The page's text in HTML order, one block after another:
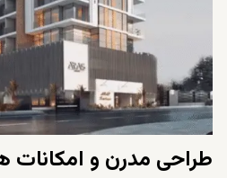
طراحی مدرن و امکانات